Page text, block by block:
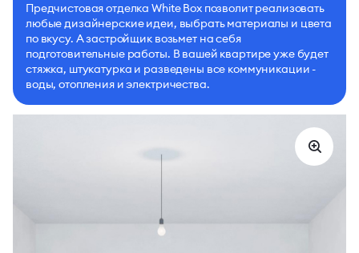
Предчистовая отделка White Box позволит реализовать
любые дизайнерские идеи, выбрать материалы и цвета
по вкусу. А застройщик возьмет на себя
подготовительные работы. В вашей квартире уже будет
стяжка, штукатурка и разведены все коммуникации -
воды, отопления и электричества.